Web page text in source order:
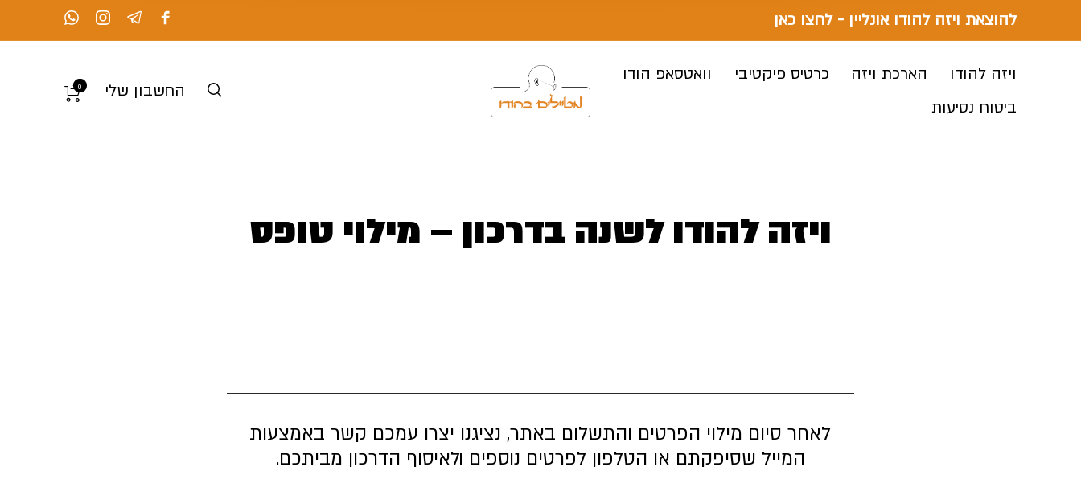
להוצאת ויזה להודו אונליין - לחצו כאן
ויזה להודו הארכת ויזה כרטיס פיקטיבי
וואטסאפ הודו
ביטוח נסיעות
החשבון שלי 0
ויזה להודו לשנה בדרכון – מילוי טופס
לאחר סיום מילוי הפרטים והתשלום באתר, נציגנו יצרו עמכם קשר באמצעות
המייל שסיפקתם או הטלפון לפרטים נוספים ולאיסוף הדרכון מביתכם.